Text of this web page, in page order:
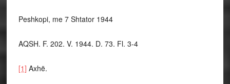
Peshkopi, me 7 Shtator 1944
AQSH. F. 202. V. 1944. D. 73. Fl. 3-4
[1] Axhë.